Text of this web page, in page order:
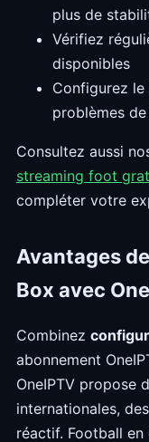
plus de
Vérifiez
disponibles
Configurez
problèmes
Consultez aussi
streaming foot
compléter votre
Avantages
Box avec
Combinez
abonnement
OneIPTV propose
internationales,
réactif. Football